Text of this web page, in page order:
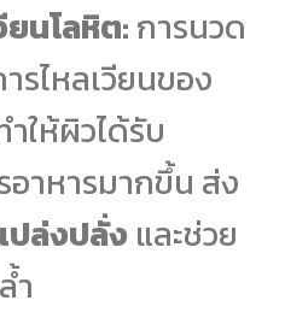
ยนโลหิต:การนวด
รไหลเวียนของ
ให้ผิวได้รับ
อาหารมากขึ้น ส่ง
ปล่งปลั่ง และช่วย
ำ